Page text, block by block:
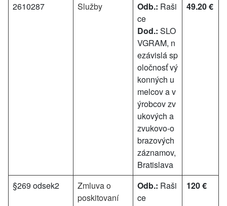
2610287 Služby Odb.: Raši
ce
Dod.: SLO
VGRAM, n
ezávislá sp
oločnosť vý
konných u
melcov a v
ýrobcov zv
ukových a
zvukovo-o
brazových
záznamov,
Bratislava
49.20 €
§269 odsek2
Zmluva o
poskitovaní
Odb.: Raši
ce
120 €